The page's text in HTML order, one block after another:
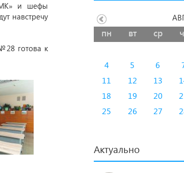
и шефы
навстречу
готова к
пн вт ср
4
5 6
11
12 13
18
19 20
25
26 27
Актуально